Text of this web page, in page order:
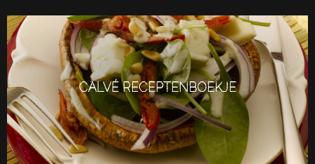
CALVÉ RECEPTENBOEKJE